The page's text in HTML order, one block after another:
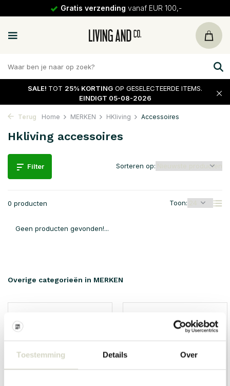
Toestemming Details Over
Gratis verzending vanaf EUR 100,-
SALE! TOT 25% KORTING OP GESELECTEERDE ITEMS.
EINDIGT 05-08-2026
Terug Home MERKEN HKliving Accessoires
Hkliving accessoires
Filter
0 producten Toon:
Sorteren op:
Geen producten gevonden!...
Overige categorieën in MERKEN